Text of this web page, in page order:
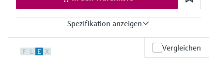
Spezifikation anzeigen
+/- 3 mm
F L E X Vergleichen